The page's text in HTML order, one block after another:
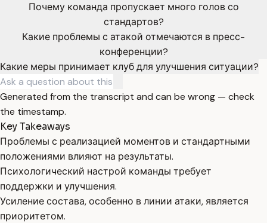
Почему команда пропускает много голов со
стандартов?
Какие проблемы с атакой отмечаются в пресс-
конференции?
Какие меры принимает клуб для улучшения ситуации?
Generated from the transcript and can be wrong — check
the timestamp.
Key Takeaways
Проблемы с реализацией моментов и стандартными
положениями влияют на результаты.
Психологический настрой команды требует
поддержки и улучшения.
Усиление состава, особенно в линии атаки, является
приоритетом.